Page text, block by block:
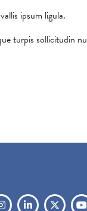
ipsum ligula.
turpis sollicitudin